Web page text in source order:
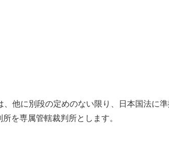
他に別段の定めのない限り、日本国法に
を専属管轄裁判所とします。